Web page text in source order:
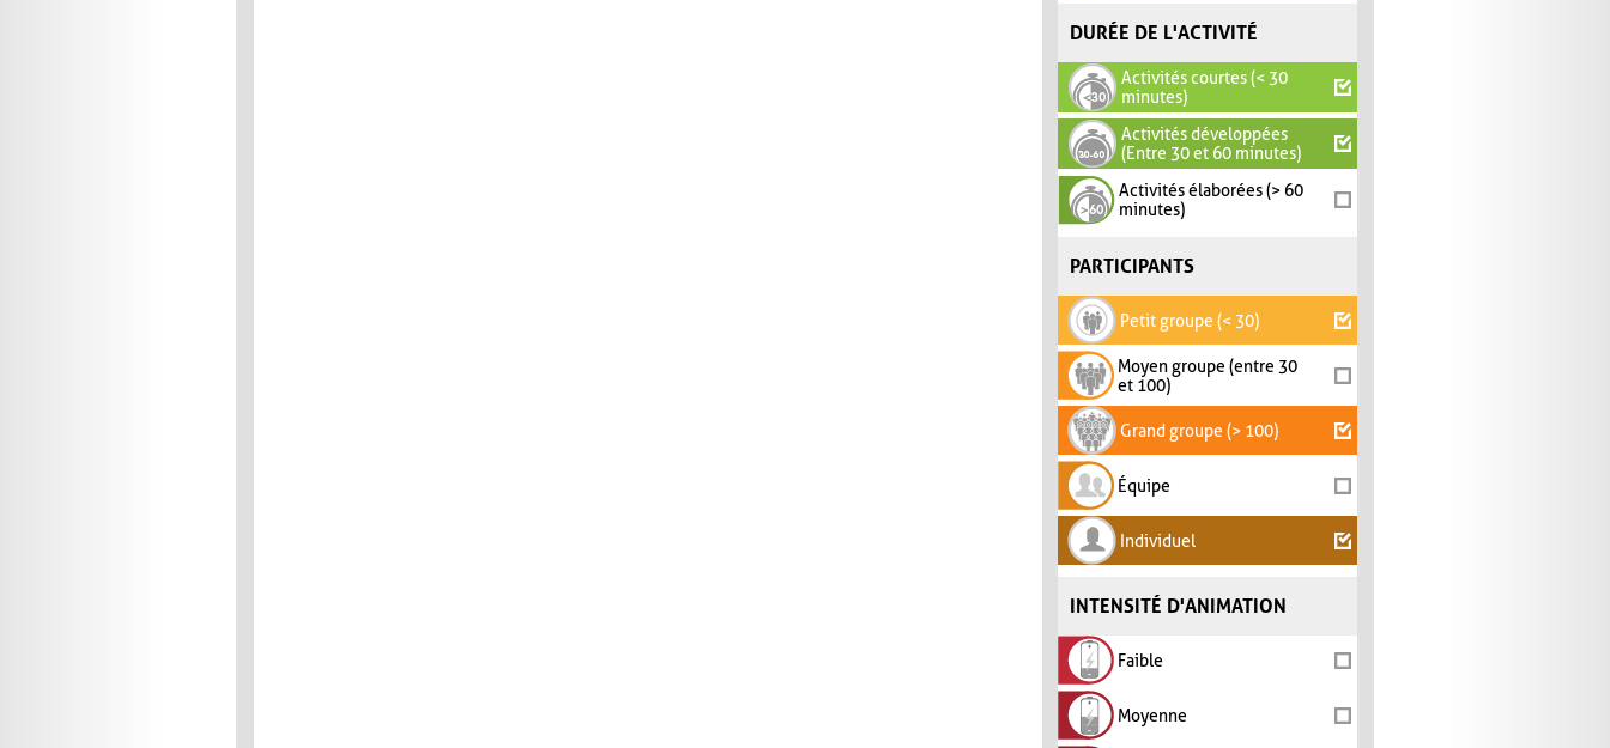
DURÉE DE L'ACTIVITÉ
Activités courtes (< 30
minutes)
Activités développées
(Entre 30 et 60 minutes)
Activités élaborées (> 60
minutes)
PARTICIPANTS
Petit groupe (< 30)
Moyen groupe (entre 30
et 100)
Grand groupe (> 100)
Équipe
Individuel
INTENSITÉ D'ANIMATION
Faible
Moyenne